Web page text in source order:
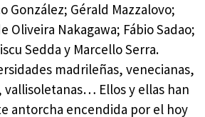
González; Gérald Mazzalovo;
Oliveira Nakagawa; Fábio Sadao;
Sedda y Marcello Serra.
madrileñas, venecianas,
vallisoletanas… Ellos y ellas han
antorcha encendida por el hoy